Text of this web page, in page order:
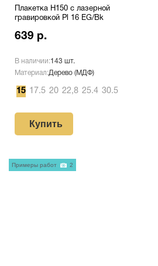
Плакетка H150 с лазерной
гравировкой Pl 16 EG/Bk
639 р.
В наличии:143 шт.
Материал:Дерево (МДФ)
15 17.5 20 22,8 25.4 30.5
Купить
Примеры работ 2